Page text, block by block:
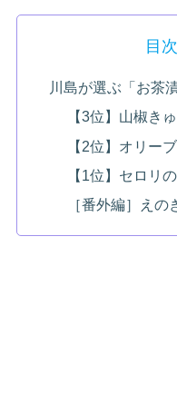
目次
川島が選ぶ「お茶
【3位】山椒き
【2位】オリー
【1位】セロリ
［番外編］えの